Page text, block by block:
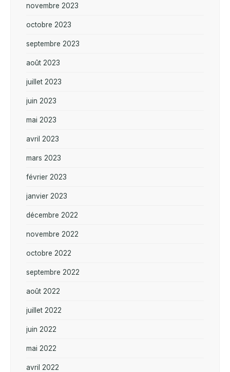
novembre 2023
octobre 2023
septembre 2023
août 2023
juillet 2023
juin 2023
mai 2023
avril 2023
mars 2023
février 2023
janvier 2023
décembre 2022
novembre 2022
octobre 2022
septembre 2022
août 2022
juillet 2022
juin 2022
mai 2022
avril 2022